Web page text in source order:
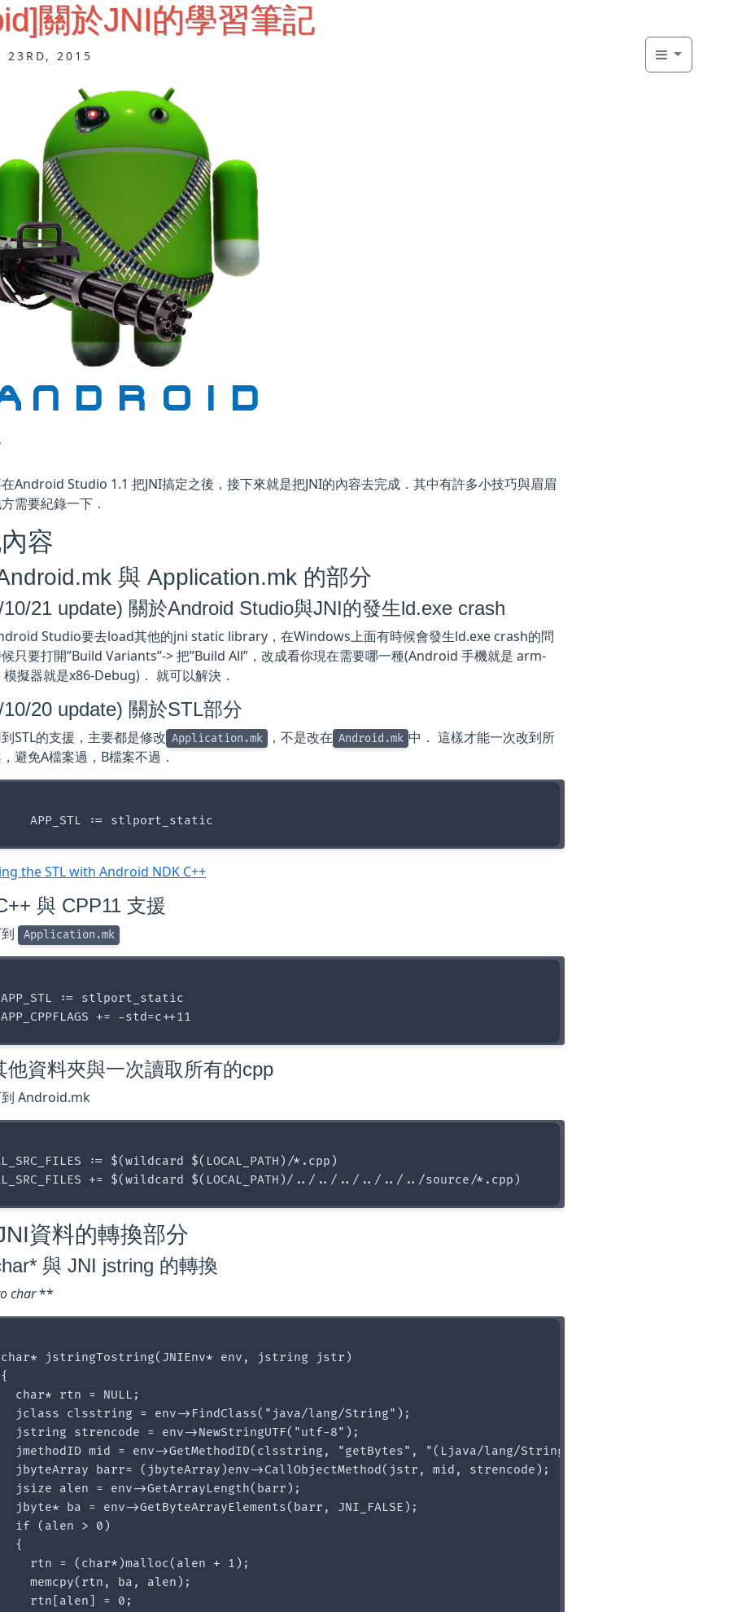
關於JNI的學習筆記
23RD, 2015
Android Studio 1.1 把JNI搞定之後，接下來就是把JNI的內容去完成．其中有許多小技巧與眉眉
需要紀錄一下．
容
與 Application.mk 的部分
10/21 update) 關於Android Studio與JNI的發生ld.exe crash
Studio要去load其他的jni static library，在Windows上面有時候會發生ld.exe crash的問
只要打開”Build Variants”-> 把”Build All”，改成看你現在需要哪一種(Android 手機就是 arm-
擬器就是x86-Debug)． 就可以解決．
10/20 update) 關於STL部分
STL的支援，主要都是修改 Application.mk ，不是改在 Android.mk 中． 這樣才能一次改到所
避免A檔案過，B檔案不過．
the STL with Android NDK C++
與 CPP11 支援
到 Application.mk
:= stlport_static
他資料夾與一次讀取所有的cpp
到 Android.mk
:= $(wildcard $(LOCAL_PATH)/*.cpp)
資料的轉換部分
與 JNI jstring 的轉換
char**
jstringTostring(JNIEnv* env, jstring jstr)
{
char* rtn = NULL;
jclass clsstring = env->FindClass("java/lang/String");
jstring strencode = env->NewStringUTF("utf-8");
jmethodID mid = env->GetMethodID(clsstring, "getBytes", "(Ljava/lang/String;)[B");
jbyteArray barr= (jbyteArray)env->CallObjectMethod(jstr, mid, strencode);
jsize alen = env->GetArrayLength(barr);
jbyte* ba = env->GetByteArrayElements(barr, JNI_FALSE);
if (alen > 0)
{
rtn = (char*)malloc(alen + 1);
memcpy(rtn, ba, alen);
rtn[alen] = 0;